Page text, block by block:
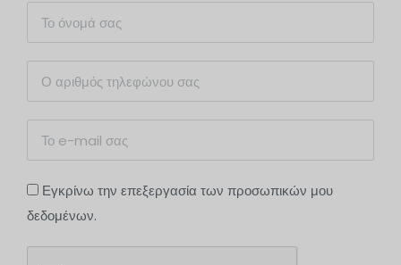
Εγκρίνω την επεξεργασία των προσωπικών μου
δεδομένων.